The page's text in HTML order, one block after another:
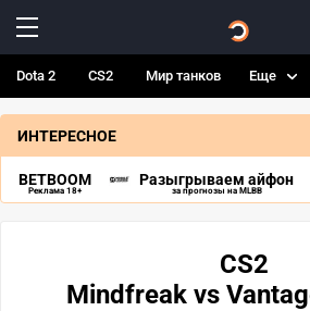
Dota 2 CS2 Мир танков Еще
ИНТЕРЕСНОЕ
BETBOOM
Реклама 18+
Разыгрываем айфон
за прогнозы на MLBB
CS2
Mindfreak vs